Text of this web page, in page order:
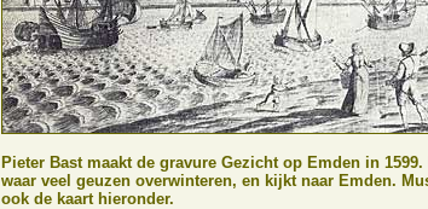
Pieter Bast maakt de gravure Gezicht op Emden in
waar veel geuzen overwinteren, en kijkt naar Emden.
ook de kaart hieronder.